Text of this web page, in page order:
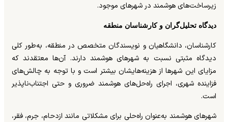
زیرساخت‌های هوشمند در شهرهای موجود.
دیدگاه تحلیل‌گران و کارشناسان منطقه
کارشناسان، دانشگاهیان و نویسندگان متخصص در منطقه، به‌طور کلی
دیدگاه مثبتی نسبت به شهرهای هوشمند دارند. آن‌ها معتقدند که
مزایای این شهرها از هزینه‌هایشان بیشتر است و با توجه به چالش‌های
فزاینده شهری، اجرای راه‌حل‌های هوشمند ضروری و حتی اجتناب‌ناپذیر
است.
شهرهای هوشمند به‌عنوان راه‌حلی برای مشکلاتی مانند ازدحام، جرم، فقر،